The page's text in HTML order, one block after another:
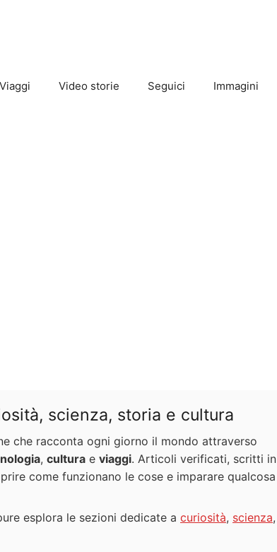
Viaggi Video storie Seguici Immagini
scienza, storia e cultura
che racconta ogni giorno il mondo attraverso
, cultura e viaggi. Articoli verificati, scritti in
come funzionano le cose e imparare qualcosa
esplora le sezioni dedicate a curiosità, scienza,